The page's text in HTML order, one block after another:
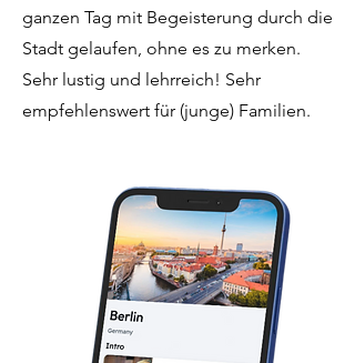
ganzen Tag mit Begeisterung durch die
Stadt gelaufen, ohne es zu merken.
Sehr lustig und lehrreich! Sehr
empfehlenswert für (junge) Familien.